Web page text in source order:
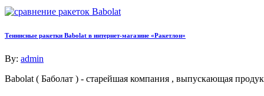
Теннисные ракетки Babolat в интернет-магазине «Ракетлон»
By: admin
Babolat ( Баболат ) - старейшая компания , выпускающая